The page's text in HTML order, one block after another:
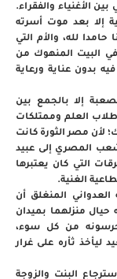
الأغنياء والفقراء.
إلا بعد موت أسرته
لله، والأم التي
البيت المنهوك من
بدون عناية ورعاية
إلا بالجمع بين
العلم وممتلكات
لأن مصر الثورة كانت
المصري إلى عبيد
التي كان يعتبرها
الغنية.
المنغلق أن
حيال منزلهما بميدان
من كل سوء،
ليأخذ ثأره على غرار
البنت والزوجة